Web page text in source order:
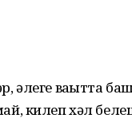
әлеге ваҡытта
килеп хәл